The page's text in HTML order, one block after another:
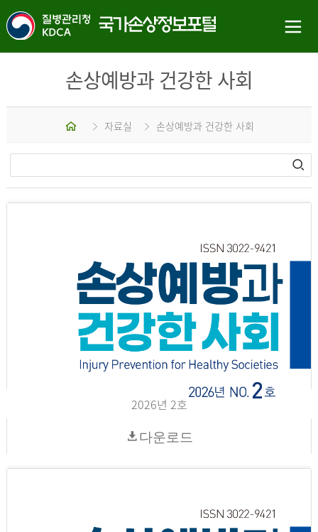
손상예방과 건강한 사회
홈 자료실 손상예방과 건강한 사회
2026년 2호
다운로드